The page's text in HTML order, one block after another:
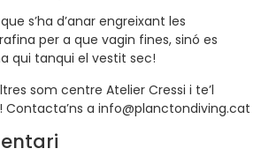
s’ha d’anar engreixant les
per a que vagin fines, sinó es
qui tanqui el vestit sec!
som centre Atelier Cressi i te’l
a info@planctondiving.cat